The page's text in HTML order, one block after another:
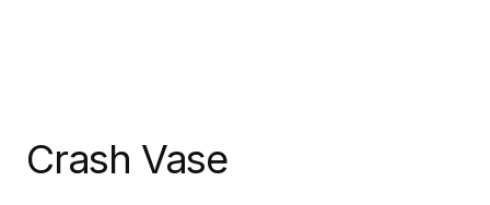
Crash Vase